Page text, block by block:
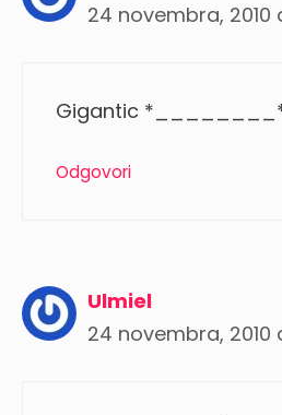
24 novembra, 2010
Gigantic
Odgovori
Ulmiel
24 novembra, 2010